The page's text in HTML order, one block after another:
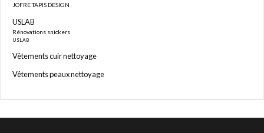
JOFRE TAPIS DESIGN
USLAB
Rénovations snickers
USLAB
Vêtements cuir nettoyage
Vêtements peaux nettoyage